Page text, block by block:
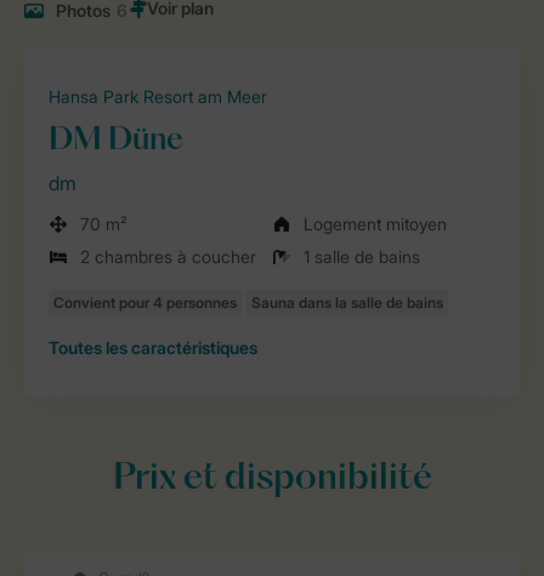
Photos 6
Hansa Park Resort am Meer
DM Düne
dm
70 m²
Logement mitoyen
2 chambres à coucher
1 salle de bains
Toutes les caractéristiques
Prix et disponibilité